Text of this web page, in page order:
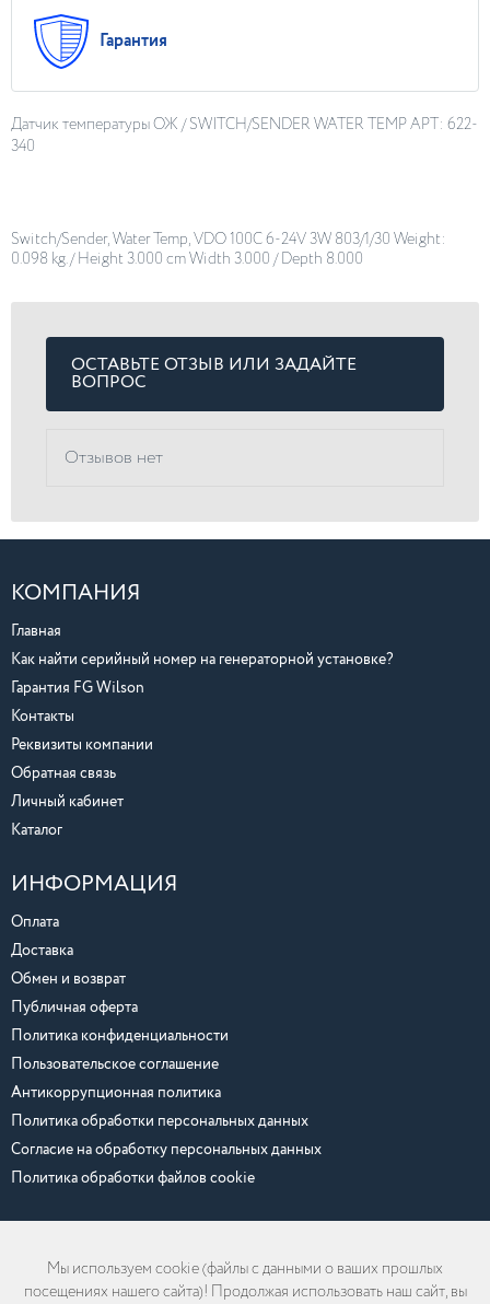
Гарантия
Датчик температуры ОЖ / SWITCH/SENDER WATER TEMP АРТ: 622-
340
Switch/Sender, Water Temp, VDO 100C 6-24V 3W 803/1/30 Weight:
0.098 kg. / Height 3.000 cm Width 3.000 / Depth 8.000
ОСТАВЬТЕ ОТЗЫВ ИЛИ ЗАДАЙТЕ
ВОПРОС
Отзывов нет
КОМПАНИЯ
Главная
Как найти серийный номер на генераторной установке?
Гарантия FG Wilson
Контакты
Реквизиты компании
Обратная связь
Личный кабинет
Каталог
ИНФОРМАЦИЯ
Оплата
Доставка
Обмен и возврат
Публичная оферта
Политика конфиденциальности
Пользовательское соглашение
Антикоррупционная политика
Политика обработки персональных данных
Согласие на обработку персональных данных
Политика обработки файлов cookie
Любая информация, размещенная на сайте, включая тексты, цены и
изображения, может быть изменена или удалена без предварительного
Мы используем cookie (файлы с данными о ваших прошлых
посещениях нашего сайта)! Продолжая использовать наш сайт, вы